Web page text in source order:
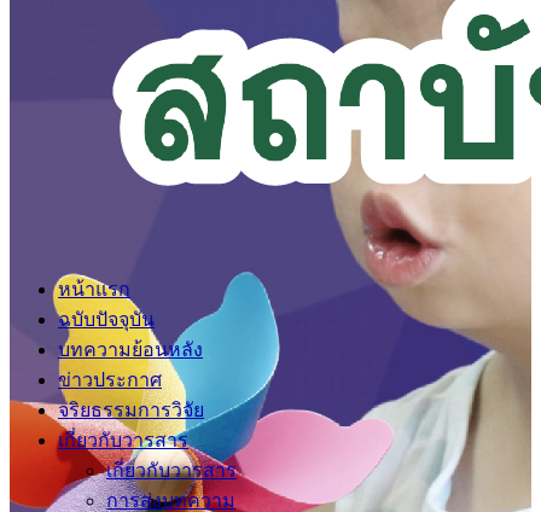
หน้าแรก
ฉบับปัจจุบัน
บทความย้อนหลัง
ข่าวประกาศ
จริยธรรมการวิจัย
เกี่ยวกับวารสาร
เกี่ยวกับวารสาร
การส่งบทความ